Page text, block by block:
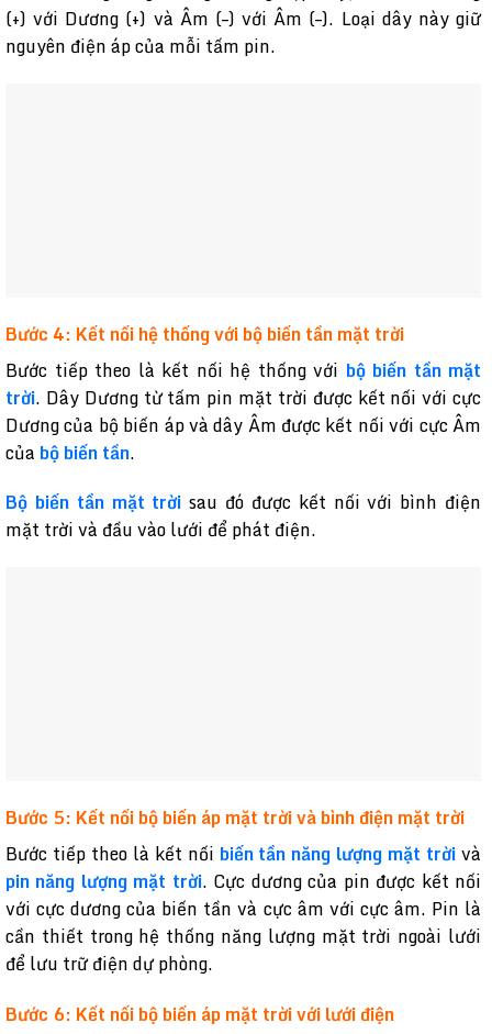
(+) với Dương (+) và Âm (–) với Âm (–). Loại dây này giữ
nguyên điện áp của mỗi tấm pin.
Bước 4: Kết nối hệ thống với bộ biến tần mặt trời
Bước tiếp theo là kết nối hệ thống với bộ biến tần mặt
trời. Dây Dương từ tấm pin mặt trời được kết nối với cực
Dương của bộ biến áp và dây Âm được kết nối với cực Âm
của bộ biến tần.
Bộ biến tần mặt trời sau đó được kết nối với bình điện
mặt trời và đầu vào lưới để phát điện.
Bước 5: Kết nối bộ biến áp mặt trời và bình điện mặt trời
Bước tiếp theo là kết nối biến tần năng lượng mặt trờivà
pin năng lượng mặt trời. Cực dương của pin được kết nối
với cực dương của biến tần và cực âm với cực âm. Pin là
cần thiết trong hệ thống năng lượng mặt trời ngoài lưới
để lưu trữ điện dự phòng.
Bước 6: Kết nối bộ biến áp mặt trời với lưới điện